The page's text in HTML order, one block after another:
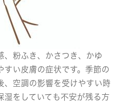
、粉ふき、かさつき、かゆ
すい皮膚の症状です。季節の
、空調の影響を受けやすい時
湿をしていても不安が残る方